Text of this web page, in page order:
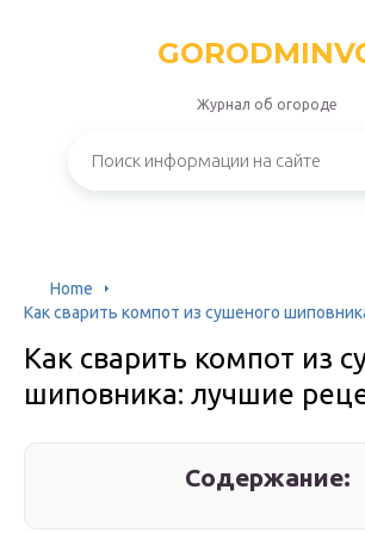
Журнал об огороде
Home
Как сварить компот из сушеного
Как сварить компот из
шиповника: лучшие
Содержание: